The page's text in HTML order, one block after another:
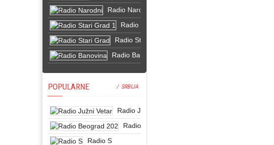
Radio Narodni
Radio Stari Grad 1
Radio Stari Grad
Radio Banovina
POPULARNE / SRBIJA
Radio Južni Vetar
Radio Beograd 202
Radio S